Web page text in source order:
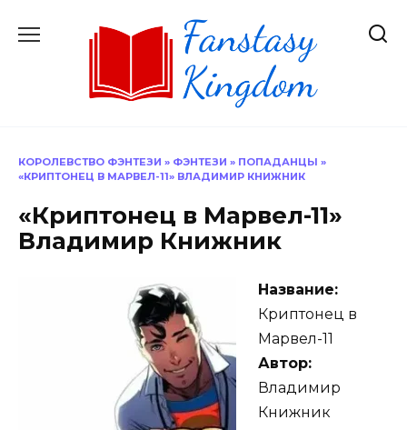
КОРОЛЕВСТВО ФЭНТЕЗИ » ФЭНТЕЗИ » ПОПАДАНЦЫ »
«КРИПТОНЕЦ В МАРВЕЛ-11» ВЛАДИМИР КНИЖНИК
«Криптонец в Марвел-11»
Владимир Книжник
Название:
Криптонец в
Марвел-11
Автор:
Владимир
Книжник